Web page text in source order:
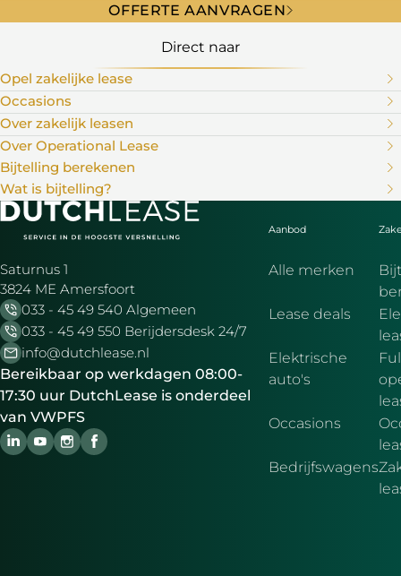
OFFERTE AANVRAGEN
Direct naar
Opel zakelijke lease
Occasions
Over zakelijk leasen
Over Operational Lease
Bijtelling berekenen
Wat is bijtelling?
Saturnus 1
3824 ME Amersfoort
033 - 45 49 540 Algemeen
033 - 45 49 550 Berijdersdesk 24/7
info@dutchlease.nl
Bereikbaar op werkdagen 08:00-
17:30 uur DutchLease is onderdeel
van VWPFS
Aanbod
Alle merken
Lease deals
Elektrische
auto's
Occasions
Bedrijfswagens